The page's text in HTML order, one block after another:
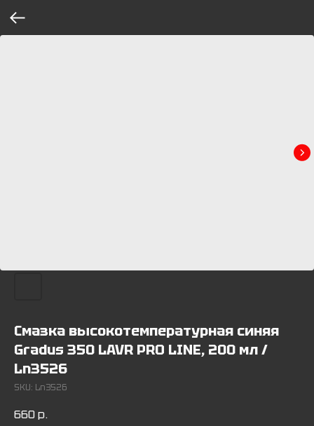
Смазка высокотемпературная синяя
Gradus 350 LAVR PRO LINE, 200 мл /
Ln3526
SKU: Ln3526
660р.